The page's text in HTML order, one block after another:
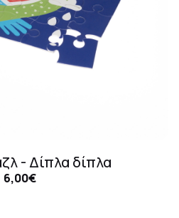
- Δίπλα δίπλα
6,00€